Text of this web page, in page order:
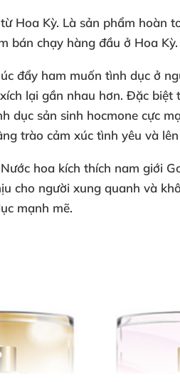
Hoa Kỳ. Là sản phẩm hoàn
bán chạy hàng đầu ở Hoa Kỳ
đẩy ham muốn tình dục ở
lại gần nhau hơn. Đặc
dục sản sinh hocmone cực
trào cảm xúc tình yêu và
Nước hoa kích thích nam giới
cho người xung quanh và
mạnh mẽ.